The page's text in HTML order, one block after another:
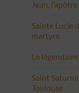
Jean,
Sainte Lucie
martyre
Le
Saint
Toulouse